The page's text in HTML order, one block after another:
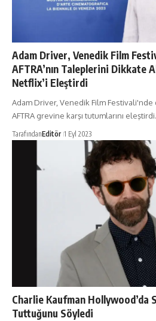
Adam Driver, Venedik Film
AFTRA’nın Taleplerini Dikkate
Netflix’i Eleştirdi
Adam Driver, Venedik Film Festivali'nde
AFTRA grevine karşı tutumlarını eleştirdi.
TarafındanEditör 1 Eyl 2023
Charlie Kaufman Hollywood’da
Tuttuğunu Söyledi